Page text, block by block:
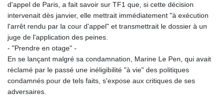
d'appel de Paris, a fait savoir sur TF1 que, si cette décision
intervenait dès janvier, elle mettrait immédiatement "à exécution
l'arrêt rendu par la cour d'appel" et transmettrait le dossier à un
juge de l'application des peines.
- "Prendre en otage" -
En se lançant malgré sa condamnation, Marine Le Pen, qui avait
réclamé par le passé une inéligibilité "à vie" des politiques
condamnés pour de tels faits, s'expose aux critiques de ses
adversaires.